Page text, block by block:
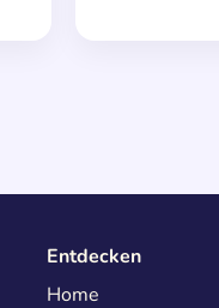
Entdecken
Home